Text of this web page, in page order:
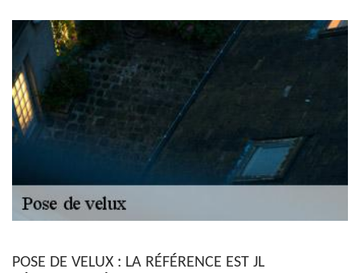
POSE DE VELUX : LA RÉFÉRENCE EST JL